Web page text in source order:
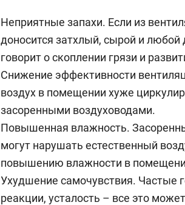
Неприятные запахи. Если из
доносится затхлый, сырой и любой
говорит о скоплении грязи и
Снижение эффективности
воздух в помещении хуже
засоренными воздуховодами.
Повышенная влажность.
могут нарушать естественный
повышению влажности в
Ухудшение самочувствия. Частые
реакции, усталость – все это